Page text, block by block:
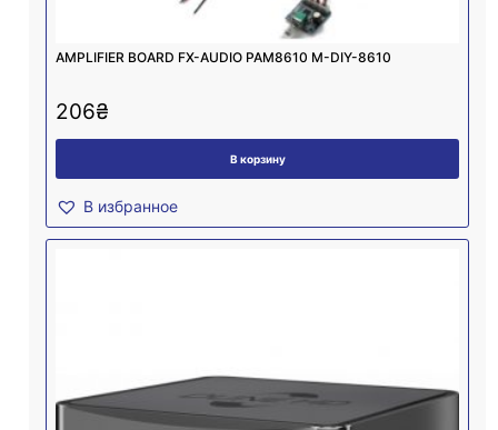
AMPLIFIER BOARD FX-AUDIO PAM8610 M-DIY-8610
206₴
В корзину
В избранное